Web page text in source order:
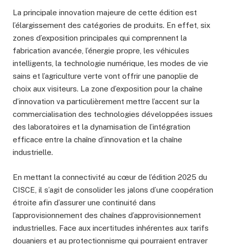
La principale innovation majeure de cette édition est
l’élargissement des catégories de produits. En effet, six
zones d’exposition principales qui comprennent la
fabrication avancée, l’énergie propre, les véhicules
intelligents, la technologie numérique, les modes de vie
sains et l’agriculture verte vont offrir une panoplie de
choix aux visiteurs. La zone d’exposition pour la chaîne
d’innovation va particulièrement mettre l’accent sur la
commercialisation des technologies développées issues
des laboratoires et la dynamisation de l’intégration
efficace entre la chaîne d’innovation et la chaîne
industrielle.
En mettant la connectivité au cœur de l’édition 2025 du
CISCE, il s’agit de consolider les jalons d’une coopération
étroite afin d’assurer une continuité dans
l’approvisionnement des chaînes d’approvisionnement
industrielles. Face aux incertitudes inhérentes aux tarifs
douaniers et au protectionnisme qui pourraient entraver